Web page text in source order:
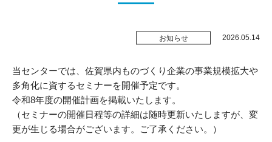
新商品開発
生産性改善・デジタル化
お問い合わせ
お知らせ 2026.05.14
当センターでは、佐賀県内ものづくり企業の事業規模拡大や
多角化に資するセミナーを開催予定です。
令和8年度の開催計画を掲載いたします。
（セミナーの開催日程等の詳細は随時更新いたしますが、変
更が生じる場合がございます。ご了承ください。）